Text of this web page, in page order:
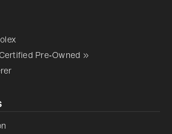
Pre‑Owned »